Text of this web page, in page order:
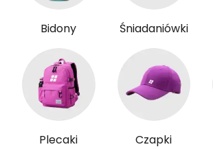
Bidony Śniadaniówki
Plecaki Czapki